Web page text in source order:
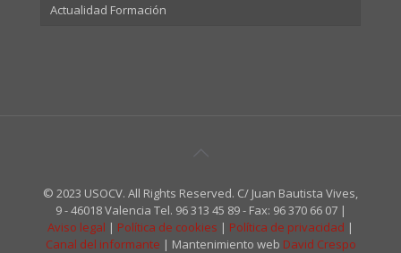
Actualidad Formación
© 2023 USOCV. All Rights Reserved. C/ Juan Bautista Vives,
9 - 46018 Valencia Tel. 96 313 45 89 - Fax: 96 370 66 07 |
Aviso legal | Política de cookies | Política de privacidad |
Canal del informante | Mantenimiento web David Crespo